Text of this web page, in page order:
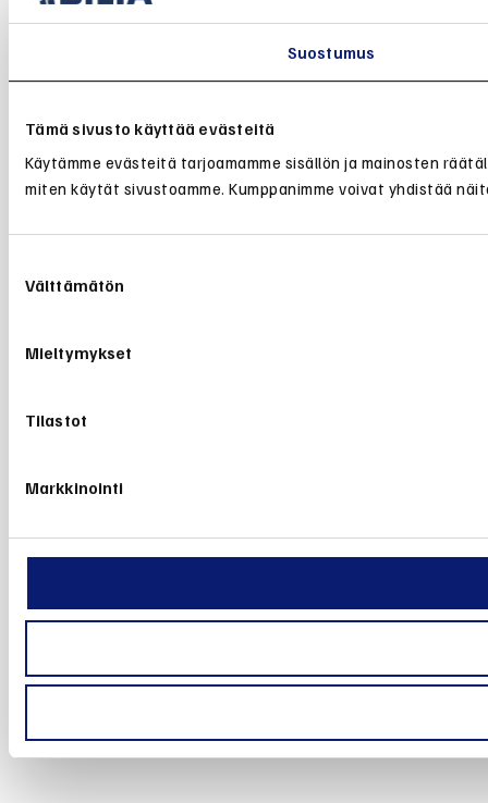
Suostumus
Tämä sivusto käyttää evästeitä
Käytämme evästeitä tarjoamamme sisällön ja mainosten
miten käytät sivustoamme. Kumppanimme voivat yhdistää
valinta
Välttämätön
Mieltymykset
Tilastot
Markkinointi